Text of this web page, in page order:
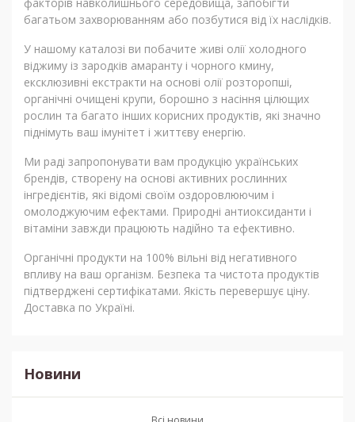
факторів навколишнього середовища, запобігти
багатьом захворюванням або позбутися від їх наслідків.
У нашому каталозі ви побачите живі олії холодного
віджиму із зародків амаранту і чорного кмину,
ексклюзивні екстракти на основі олії розторопші,
органічні очищені крупи, борошно з насіння цілющих
рослин та багато інших корисних продуктів, які значно
піднімуть ваш імунітет і життєву енергію.
Ми раді запропонувати вам продукцію українських
брендів, створену на основі активних рослинних
інгредієнтів, які відомі своїм оздоровлюючим і
омолоджуючим ефектами. Природні антиоксиданти і
вітаміни завжди працюють надійно та ефективно.
Органічні продукти на 100% вільні від негативного
впливу на ваш організм. Безпека та чистота продуктів
підтверджені сертифікатами. Якість перевершує ціну.
Доставка по Україні.
Новини